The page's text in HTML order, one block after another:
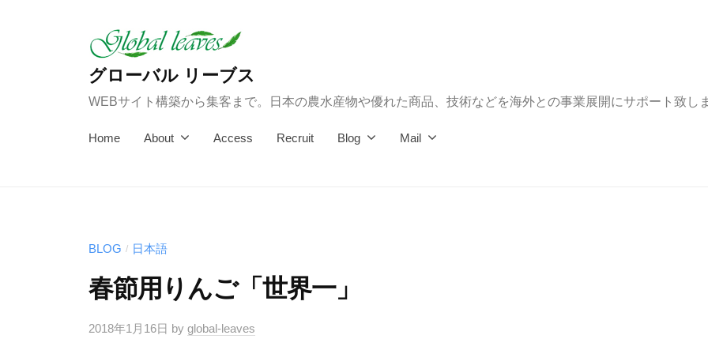
グローバル リーブス
WEBサイト構築から集客まで。日本の農水産物や優れた商品、技術などを海外との事業展開にサポート致し
Home About Access Recruit Blog Mail
BLOG / 日本語
春節用りんご「世界一」
2018年1月16日 by global-leaves